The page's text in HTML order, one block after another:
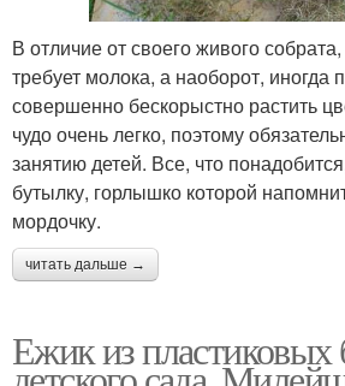
В отличие от своего живого
требует молока, а наоборот, иногда
совершенно бескорыстно растить
чудо очень легко, поэтому
занятию детей. Все, что
бутылку, горлышко которой
мордочку.
читать дальше →
Ежик из пластиковых